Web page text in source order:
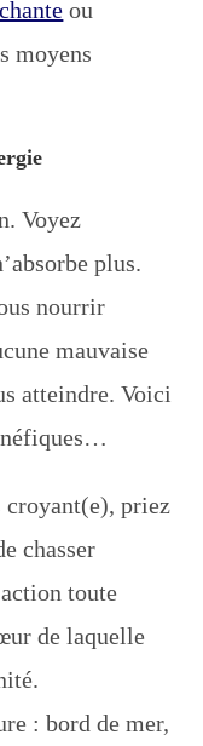
ou
moyens
Voyez
plus.
nourrir
mauvaise
atteindre. Voici
croyant(e), priez
chasser
toute
de laquelle
: bord de mer,